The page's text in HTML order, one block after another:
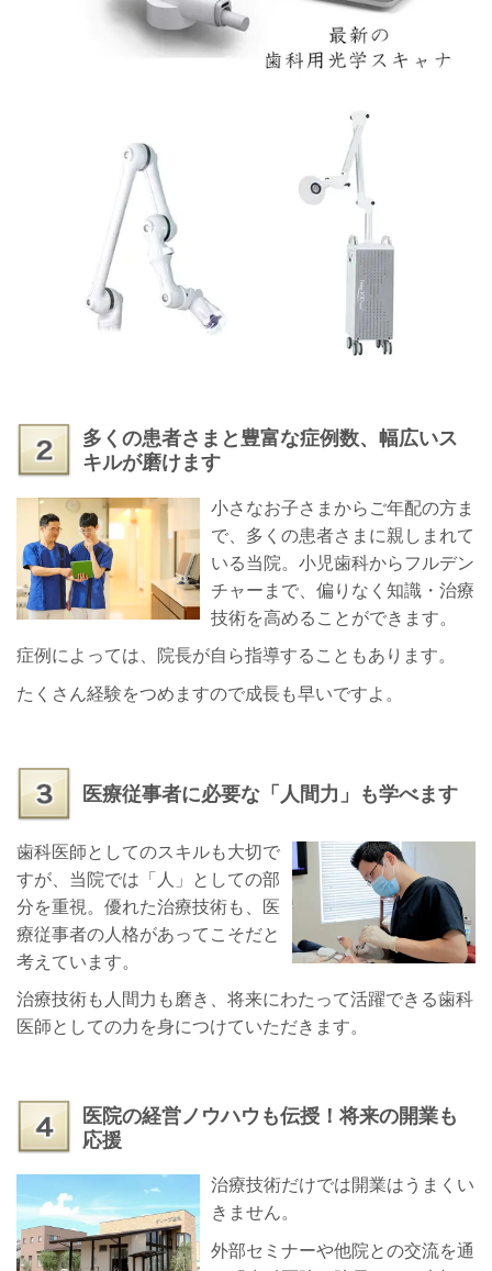
多くの患者さまと豊富な症例数、幅広いス
キルが磨けます
小さなお子さまからご年配の方ま
で、多くの患者さまに親しまれて
いる当院。小児歯科からフルデン
チャーまで、偏りなく知識・治療
技術を高めることができます。
症例によっては、院長が自ら指導することもあります。
たくさん経験をつめますので成長も早いですよ。
医療従事者に必要な「人間力」も学べます
歯科医師としてのスキルも大切で
すが、当院では「人」としての部
分を重視。 優れた治療技術も、医
療従事者の人格があってこそだと
考えています。
治療技術も人間力も磨き、将来にわたって活躍できる歯科
医師としての力を身につけていただきます。
医院の経営ノウハウも伝授！将来の開業も
応援
治療技術だけでは開業はうまくい
きません。
外部セミナーや他院との交流を通